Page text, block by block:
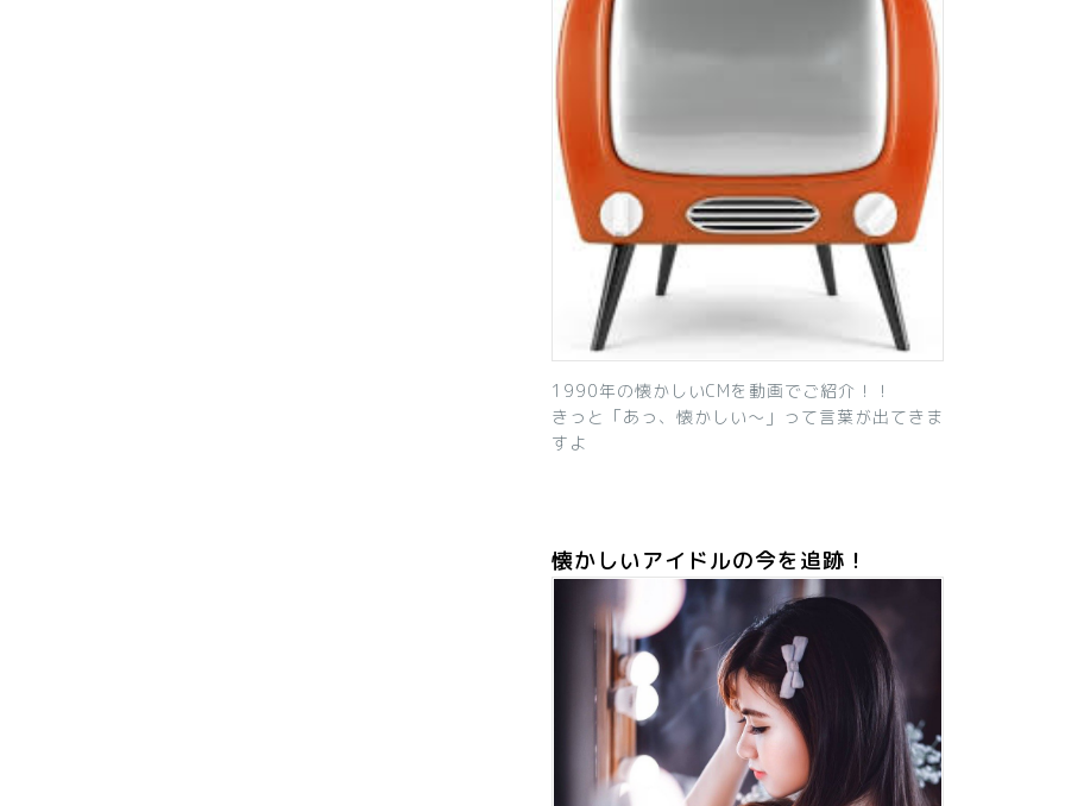
1990年の懐かしいCMを動画でご紹介！！
きっと「あっ、懐かしい～」って言葉が出てきま
すよ
懐かしいアイドルの今を追跡！